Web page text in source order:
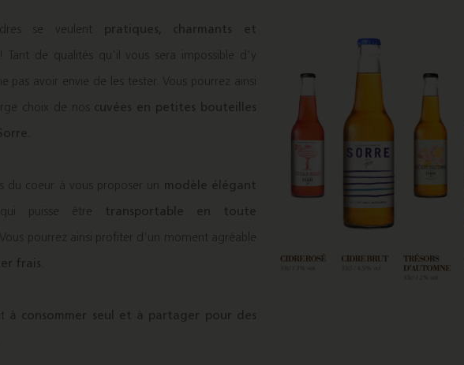
se veulent pratiques, charmants et
! Tant de qualités qu'il vous sera impossible d'y
pas avoir envie de les tester. Vous pourrez ainsi
choix de nos cuvées en petites bouteilles
.
du coeur à vous proposer un modèle élégant
qui puisse être transportable en toute
Vous pourrez ainsi profiter d'un moment agréable
frais
à consommer seul et à partager pour des